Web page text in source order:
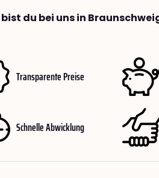
bist du bei uns in
Transparente Preise
Schnelle Abwicklung